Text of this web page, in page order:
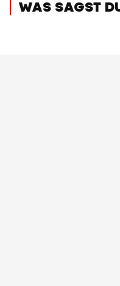
WAS SAGST